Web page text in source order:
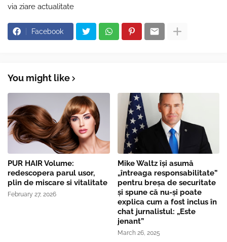
via ziare actualitate
Facebook
You might like
PUR HAIR Volume:
redescopera parul usor,
plin de miscare si vitalitate
February 27, 2026
Mike Waltz îşi asumă
„întreaga responsabilitate”
pentru breşa de securitate
și spune că nu-și poate
explica cum a fost inclus în
chat jurnalistul: „Este
jenant”
March 26, 2025